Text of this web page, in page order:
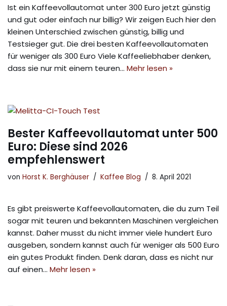
Ist ein Kaffeevollautomat unter 300 Euro jetzt günstig
und gut oder einfach nur billig? Wir zeigen Euch hier den
kleinen Unterschied zwischen günstig, billig und
Testsieger gut. Die drei besten Kaffeevollautomaten
für weniger als 300 Euro Viele Kaffeeliebhaber denken,
dass sie nur mit einem teuren… Mehr lesen »
Bester Kaffeevollautomat unter 500
Euro: Diese sind 2026
empfehlenswert
von Horst K. Berghäuser Kaffee Blog 8. April 2021
Es gibt preiswerte Kaffeevollautomaten, die du zum Teil
sogar mit teuren und bekannten Maschinen vergleichen
kannst. Daher musst du nicht immer viele hundert Euro
ausgeben, sondern kannst auch für weniger als 500 Euro
ein gutes Produkt finden. Denk daran, dass es nicht nur
auf einen… Mehr lesen »